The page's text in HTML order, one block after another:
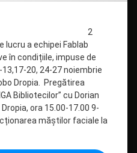
lucru a echipei Fablab
în condițiile, impuse de
20, 24-27 noiembrie
Dropia. Pregătirea
Bibliotecilor” cu Dorian
ora 15.00-17.00 9-
măștilor faciale la